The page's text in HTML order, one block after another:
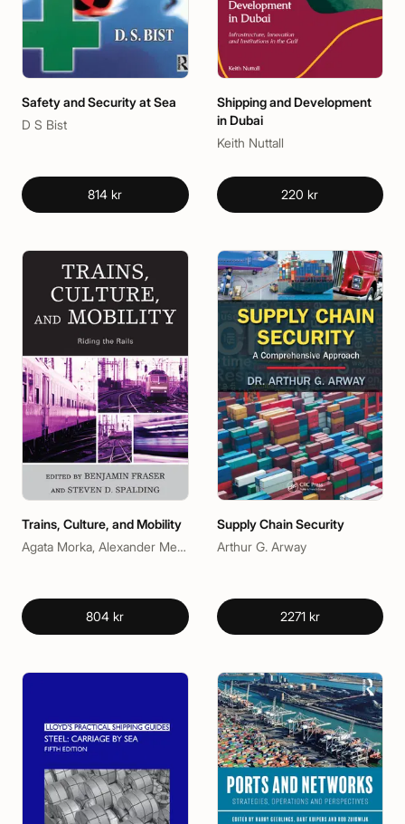
Safety and Security at Sea
D S Bist
814 kr
Shipping and Development
in Dubai
Keith Nuttall
220 kr
Trains, Culture, and Mobility
Agata Morka, Alexander Medcalf, Araceli Masterson-Algar, Benjamin Fraser, Colin Divall, Hiraku Shimoda, Hiroki Shin, Peter Soppelsa, Rowan Wilken, Samuel Gerald Collins, Steven D. Spalding, Tristan R. Grunow
804 kr
Supply Chain Security
Arthur G. Arway
2271 kr